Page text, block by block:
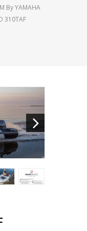
By YAMAHA
310TAF